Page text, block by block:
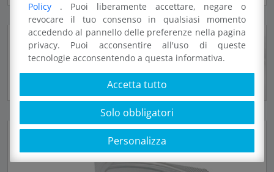
Policy . Puoi liberamente accettare, negare o
revocare il tuo consenso in qualsiasi momento
accedendo al pannello delle preferenze nella pagina
privacy. Puoi acconsentire all'uso di queste
tecnologie acconsentendo a questa informativa.
Accetta tutto
Solo obbligatori
Personalizza